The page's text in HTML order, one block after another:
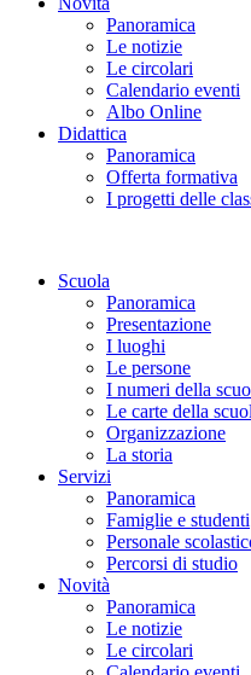
Panoramica
Le notizie
Le circolari
Calendario eventi
Albo Online
Didattica
Panoramica
Offerta formativa
I progetti delle
Scuola
Panoramica
Presentazione
I luoghi
Le persone
I numeri della
Le carte della
Organizzazione
La storia
Servizi
Panoramica
Famiglie e studenti
Personale
Percorsi di studio
Novità
Panoramica
Le notizie
Le circolari